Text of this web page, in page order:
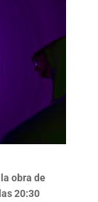
obra de
20:30